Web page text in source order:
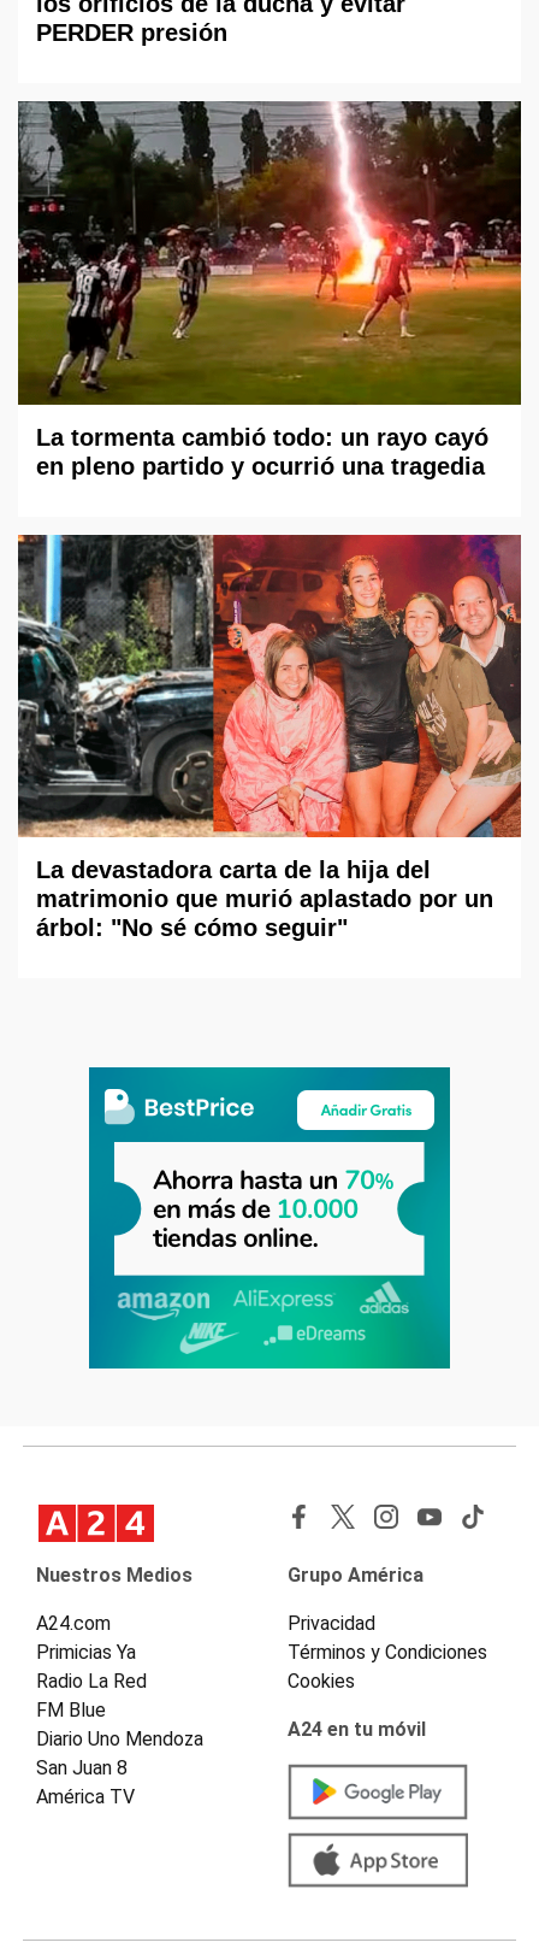
PERDER presión
La tormenta cambió todo: un rayo cayó
en pleno partido y ocurrió una tragedia
La devastadora carta de la hija del
matrimonio que murió aplastado por un
árbol: "No sé cómo seguir"
Nuestros Medios
A24.com
Primicias Ya
Radio La Red
FM Blue
Diario Uno Mendoza
San Juan 8
América TV
Grupo América
Privacidad
Términos y Condiciones
Cookies
A24 en tu móvil